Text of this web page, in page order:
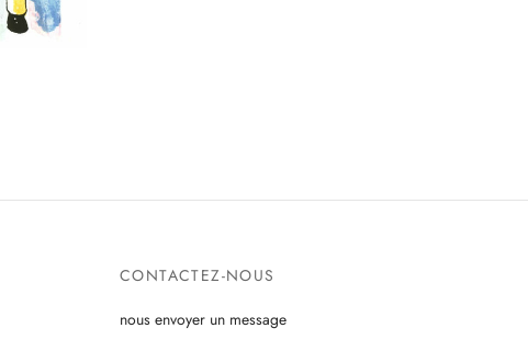
CONTACTEZ-NOUS
nous envoyer un message